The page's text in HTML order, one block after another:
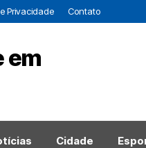
Privacidade Contato
Cidade